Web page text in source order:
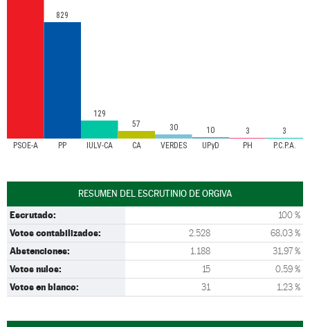
PSOE-A PP IULV-CA CA VERDES UPyD PH P.C.P.A.
829
129
57
30 10 3 3
RESUMEN DEL ESCRUTINIO DE ORGIVA
Escrutado: 100 %
Votos contabilizados: 2.528 68,03 %
Abstenciones: 1.188 31,97 %
Votos nulos: 15 0,59 %
Votos en blanco: 31 1,23 %